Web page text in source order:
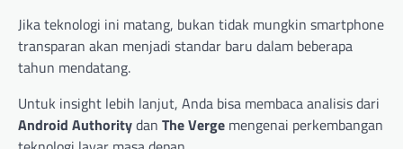
Jika teknologi ini matang, bukan tidak mungkin smartphone
transparan akan menjadi standar baru dalam beberapa
tahun mendatang.
Untuk insight lebih lanjut, Anda bisa membaca analisis dari
Android Authoritydan The Verge mengenai perkembangan